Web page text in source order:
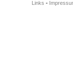
Links -